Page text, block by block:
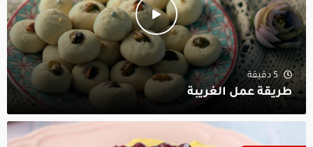
5 دقيقة
طريقة عمل الغريبة